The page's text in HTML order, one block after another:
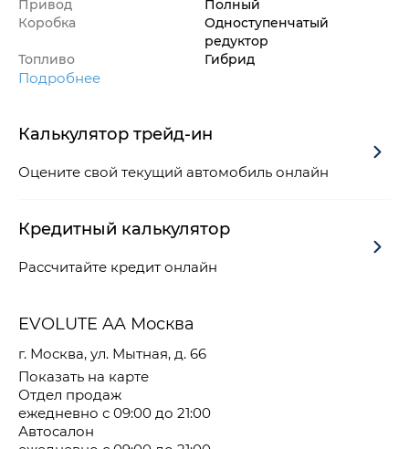
Привод
Полный
Коробка
Одноступенчатый
редуктор
Топливо
Гибрид
Подробнее
Калькулятор трейд-ин
Оцените свой текущий автомобиль онлайн
Кредитный калькулятор
Рассчитайте кредит онлайн
EVOLUTE AA Москва
г. Москва, ул. Мытная, д. 66
Показать на карте
Отдел продаж
ежедневно с 09:00 до 21:00
Автосалон